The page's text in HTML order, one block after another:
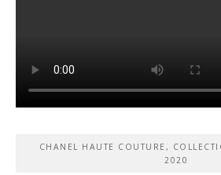
CHANEL HAUTE COUTURE,
2020